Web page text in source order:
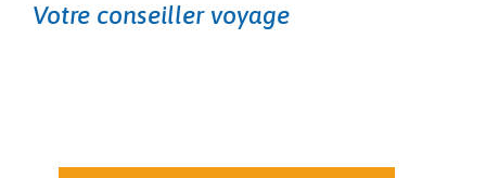
Votre conseiller voyage